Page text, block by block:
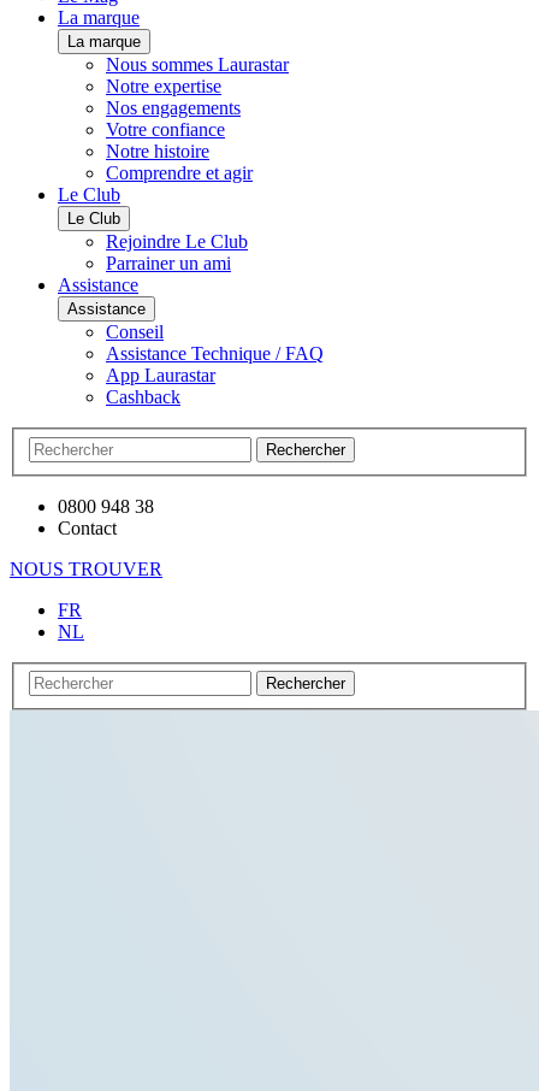
La marque
La marque
Nous sommes Laurastar
Notre expertise
Nos engagements
Votre confiance
Notre histoire
Comprendre et agir
Le Club
Le Club
Rejoindre Le Club
Parrainer un ami
Assistance
Assistance
Conseil
Assistance Technique / FAQ
App Laurastar
Cashback
Rechercher
0800 948 38
Contact
NOUS TROUVER
FR
NL
Rechercher